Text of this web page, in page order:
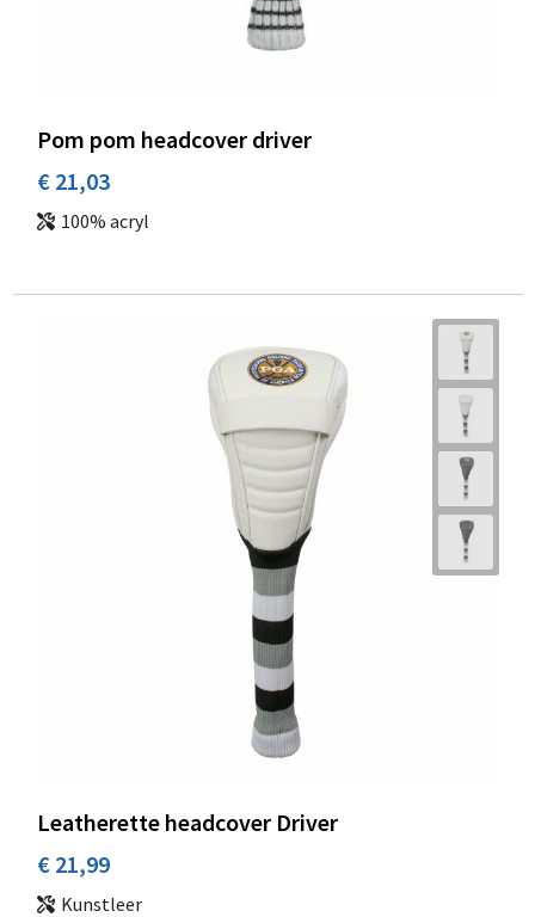
Pom pom headcover driver
€ 21,03
100% acryl
Leatherette headcover Driver
€ 21,99
Kunstleer